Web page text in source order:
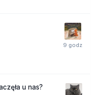
u nas?